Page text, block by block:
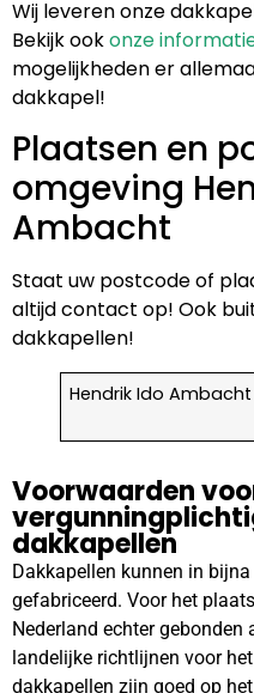
Wij leveren onze
Bekijk ookonze
mogelijkheden er
dakkapel!
Plaatsen en
omgeving
Ambacht
Staat uw postcode of
altijd contact op! Ook
dakkapellen!
Hendrik Ido Ambacht
Voorwaarden
dakkapellen
Dakkapellen kunnen in
gefabriceerd. Voor het
Nederland echter
landelijke richtlijnen voor
dakkapellen zijn goed op